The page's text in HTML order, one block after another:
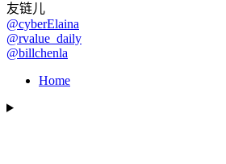
友链儿
@cyberElaina
@rvalue_daily
@billchenla
Home